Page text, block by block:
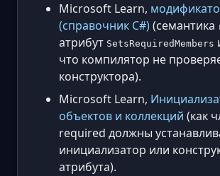
Microsoft Learn,
(справочник C#)(семантика
атрибут SetsRequiredMembers
что компилятор не
конструктора).
Microsoft Learn,
объектов и коллекций (как
required должны
инициализатор или
атрибута).